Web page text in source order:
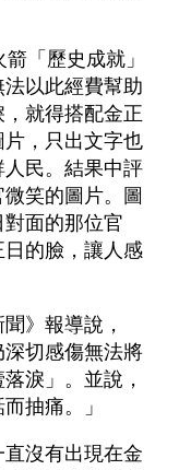
「歷史成就」
以此經費幫助
就得搭配金正
片，只出文字也
民。結果中評
笑的圖片。圖
面的那位官
的臉，讓人感
》報導說，
深切感傷無法將
淚」。並說，
抽痛。」
沒有出現在金